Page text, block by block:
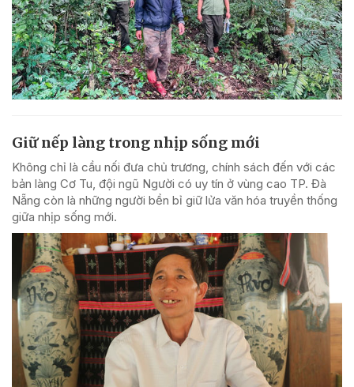
Giữ nếp làng trong nhịp sống mới
Không chỉ là cầu nối đưa chủ trương, chính sách đến với các
bản làng Cơ Tu, đội ngũ Người có uy tín ở vùng cao TP. Đà
Nẵng còn là những người bền bỉ giữ lửa văn hóa truyền thống
giữa nhịp sống mới.